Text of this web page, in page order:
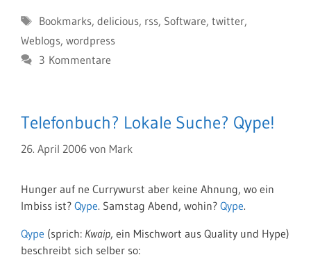
Schlagwörter
Bookmarks, delicious, rss, Software, twitter,
Weblogs, wordpress
3 Kommentare
Telefonbuch? Lokale Suche? Qype!
26. April 2006 von Mark
Hunger auf ne Currywurst aber keine Ahnung, wo ein
Imbiss ist? Qype. Samstag Abend, wohin? Qype.
Qype (sprich: Kwaip, ein Mischwort aus Quality und Hype)
beschreibt sich selber so: